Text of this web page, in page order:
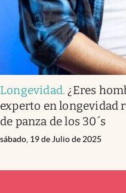
Longevidad. ¿Eres
experto en longevidad
de panza de los 30´s
sábado, 19 de Julio de 2025